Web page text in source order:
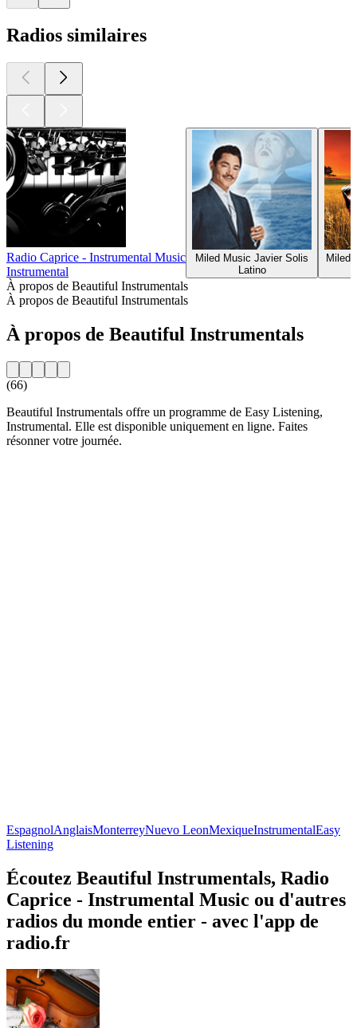
Radios similaires
Radio Caprice - Instrumental Music
Instrumental
Miled Music Javier Solis
Latino
Miled
À propos de Beautiful Instrumentals
À propos de Beautiful Instrumentals
À propos de Beautiful Instrumentals
(66)
Beautiful Instrumentals offre un programme de Easy Listening,
Instrumental. Elle est disponible uniquement en ligne. Faites
résonner votre journée.
EspagnolAnglaisMonterreyNuevo LeonMexiqueInstrumentalEasy
Listening
Écoutez Beautiful Instrumentals, Radio
Caprice - Instrumental Music ou d'autres
radios du monde entier - avec l'app de
radio.fr